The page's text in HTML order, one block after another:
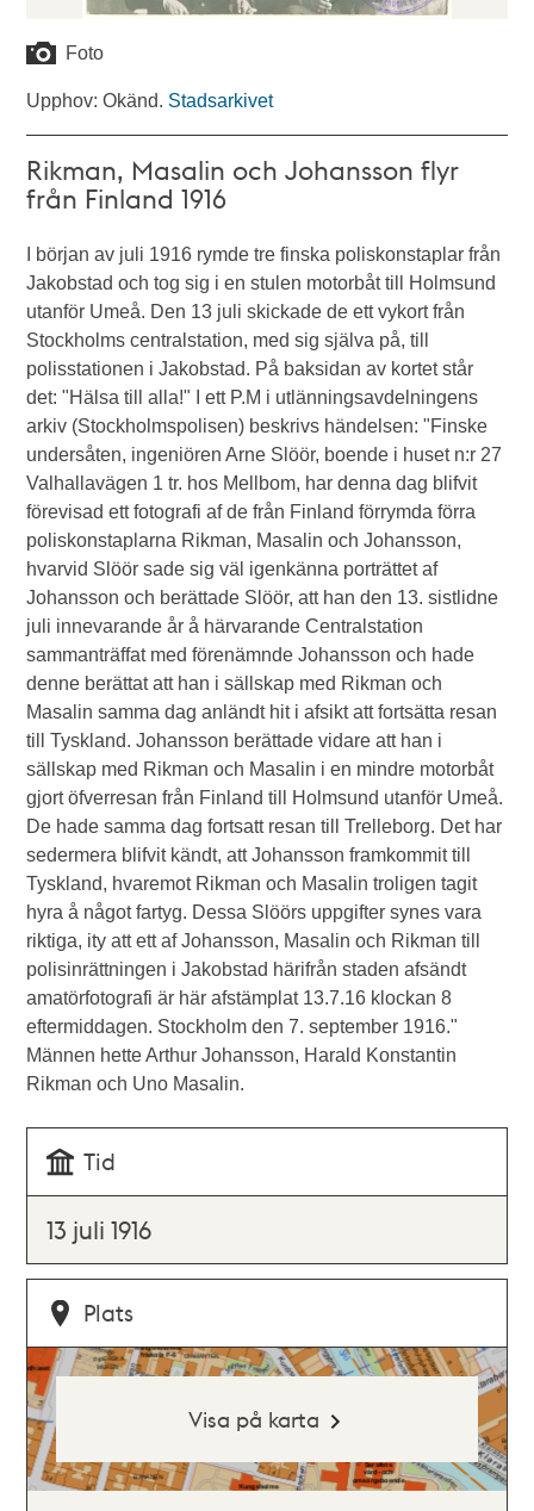
Foto
Upphov: Okänd. Stadsarkivet
Rikman, Masalin och Johansson flyr
från Finland 1916
I början av juli 1916 rymde tre finska poliskonstaplar från
Jakobstad och tog sig i en stulen motorbåt till Holmsund
utanför Umeå. Den 13 juli skickade de ett vykort från
Stockholms centralstation, med sig själva på, till
polisstationen i Jakobstad. På baksidan av kortet står
det: "Hälsa till alla!" I ett P.M i utlänningsavdelningens
arkiv (Stockholmspolisen) beskrivs händelsen: "Finske
undersåten, ingeniören Arne Slöör, boende i huset n:r 27
Valhallavägen 1 tr. hos Mellbom, har denna dag blifvit
förevisad ett fotografi af de från Finland förrymda förra
poliskonstaplarna Rikman, Masalin och Johansson,
hvarvid Slöör sade sig väl igenkänna porträttet af
Johansson och berättade Slöör, att han den 13. sistlidne
juli innevarande år å härvarande Centralstation
sammanträffat med förenämnde Johansson och hade
denne berättat att han i sällskap med Rikman och
Masalin samma dag anländt hit i afsikt att fortsätta resan
till Tyskland. Johansson berättade vidare att han i
sällskap med Rikman och Masalin i en mindre motorbåt
gjort öfverresan från Finland till Holmsund utanför Umeå.
De hade samma dag fortsatt resan till Trelleborg. Det har
sedermera blifvit kändt, att Johansson framkommit till
Tyskland, hvaremot Rikman och Masalin troligen tagit
hyra å något fartyg. Dessa Slöörs uppgifter synes vara
riktiga, ity att ett af Johansson, Masalin och Rikman till
polisinrättningen i Jakobstad härifrån staden afsändt
amatörfotografi är här afstämplat 13.7.16 klockan 8
eftermiddagen. Stockholm den 7. september 1916."
Männen hette Arthur Johansson, Harald Konstantin
Rikman och Uno Masalin.
Tid
13 juli 1916
Plats
Visa på karta